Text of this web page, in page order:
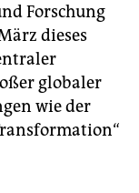
Forschung
dieses
globaler
wie der